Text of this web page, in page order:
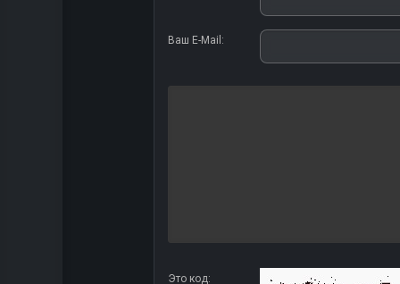
Ваш E-Mail:
Это код: